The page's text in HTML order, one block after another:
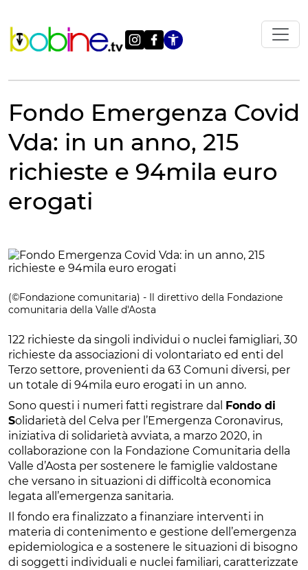
contenuto
Apri le
Fondo Emergenza Covid
Vda: in un anno, 215
richieste e 94mila euro
erogati
(©Fondazione comunitaria) - Il direttivo della Fondazione
comunitaria della Valle d'Aosta
122 richieste da singoli individui o nuclei famigliari, 30
richieste da associazioni di volontariato ed enti del
Terzo settore, provenienti da 63 Comuni diversi, per
un totale di 94mila euro erogati in un anno.
Sono questi i numeri fatti registrare dal Fondo di
Solidarietà del Celva per l’Emergenza Coronavirus,
iniziativa di solidarietà avviata, a marzo 2020, in
collaborazione con la Fondazione Comunitaria della
Valle d’Aosta per sostenere le famiglie valdostane
che versano in situazioni di difficoltà economica
legata all’emergenza sanitaria.
Il fondo era finalizzato a finanziare interventi in
materia di contenimento e gestione dell’emergenza
epidemiologica e a sostenere le situazioni di bisogno
di soggetti individuali e nuclei familiari, caratterizzate